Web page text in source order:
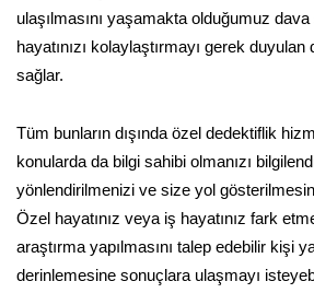
ulaşılmasını yaşamakta olduğumuz
hayatınızı kolaylaştırmayı gerek
sağlar.
Tüm bunların dışında özel dedektiflik
konularda da bilgi sahibi olmanızı
yönlendirilmenizi ve size yol
Özel hayatınız veya iş hayatınız fark
araştırma yapılmasını talep edebilir kişi
derinlemesine sonuçlara ulaşmayı